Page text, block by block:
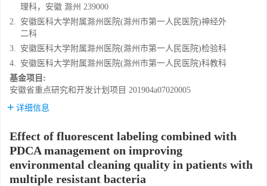
理科，安徽 滁州 239000
2. 安徽医科大学附属滁州医院(滁州市第一人民医院)神经外
二科
3. 安徽医科大学附属滁州医院(滁州市第一人民医院)检验科
4. 安徽医科大学附属滁州医院(滁州市第一人民医院)科教科
基金项目:
安徽省重点研究和开发计划项目 201904a07020005
详细信息
Effect of fluorescent labeling combined with
PDCA management on improving
environmental cleaning quality in patients with
multiple resistant bacteria